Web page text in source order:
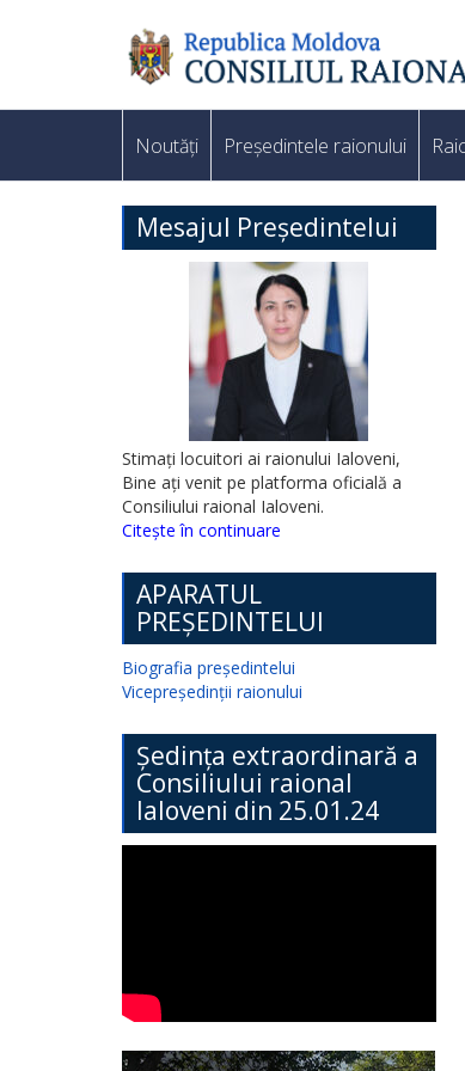
Noutăți Președintele raionului
Mesajul Președintelui
Stimați locuitori ai raionului Ialoveni,
Bine ați venit pe platforma oficială a
Consiliului raional Ialoveni.
Citește în continuare
APARATUL
PREȘEDINTELUI
Biografia președintelui
Vicepreședinții raionului
Ședința extraordinară a
Consiliului raional
Ialoveni din 25.01.24